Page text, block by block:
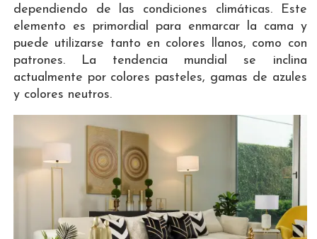
dependiendo de las condiciones climáticas. Este
elemento es primordial para enmarcar la cama y
puede utilizarse tanto en colores llanos, como con
patrones. La tendencia mundial se inclina
actualmente por colores pasteles, gamas de azules
y colores neutros.